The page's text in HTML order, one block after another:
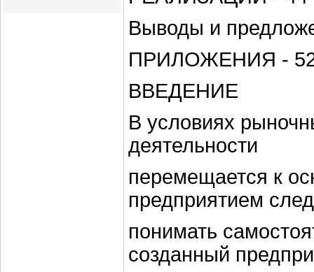
Выводы и
ПРИЛОЖЕНИЯ -
ВВЕДЕНИЕ
В условиях
деятельности
перемещается к
предприятием
понимать
созданный